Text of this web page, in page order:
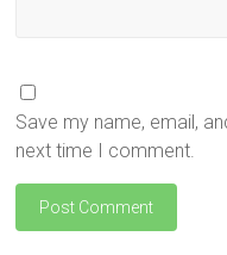
Save my name, email,
next time I comment.